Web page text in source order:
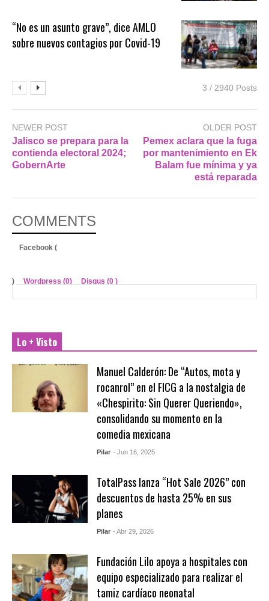
“No es un asunto grave”, dice AMLO
sobre nuevos contagios por Covid-19
3 / 2940 Posts
NEWER POST
Jalisco se prepara para la
contienda electoral 2024;
GobernArte
OLDER POST
Pemex aclara que la fuga
por mantenimiento en Ek
Balam fue mínima y ya
está reparada
COMMENTS
Facebook (
) Wordpress (0) Disqus (0 )
Lo + Visto
Manuel Calderón: De “Autos, mota y
rocanrol” en el FICG a la nostalgia de
«Chespirito: Sin Querer Queriendo»,
consolidando su momento en la
comedia mexicana
Pilar - Jun 16, 2025
TotalPass lanza “Hot Sale 2026” con
descuentos de hasta 25% en sus
planes
Pilar - Abr 29, 2026
Fundación Lilo apoya a hospitales con
equipo especializado para realizar el
tamiz cardíaco neonatal